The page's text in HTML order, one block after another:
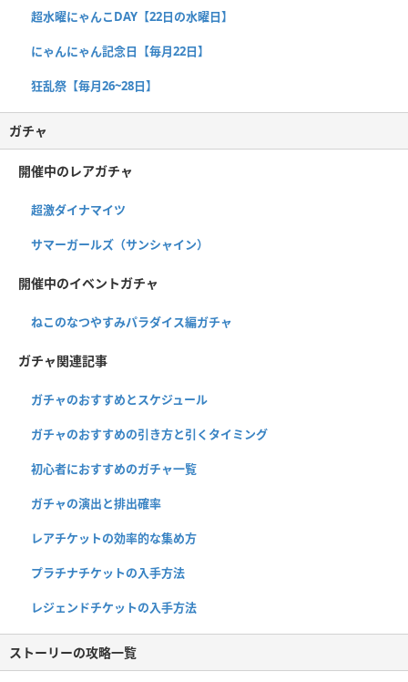
超水曜にゃんこDAY【22日の水曜日】
にゃんにゃん記念日【毎月22日】
狂乱祭【毎月26~28日】
ガチャ
開催中のレアガチャ
超激ダイナマイツ
サマーガールズ（サンシャイン）
開催中のイベントガチャ
ねこのなつやすみパラダイス編ガチャ
ガチャ関連記事
ガチャのおすすめとスケジュール
ガチャのおすすめの引き方と引くタイミング
初心者におすすめのガチャ一覧
ガチャの演出と排出確率
レアチケットの効率的な集め方
プラチナチケットの入手方法
レジェンドチケットの入手方法
ストーリーの攻略一覧